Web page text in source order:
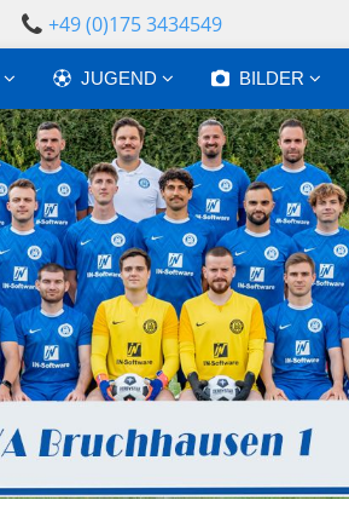
+49 (0)175 3434549
JUGEND BILDER